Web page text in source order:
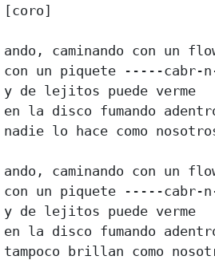
[coro]
ando, caminando con un
con un piquete -----
y de lejitos puede verme
en la disco fumando
nadie lo hace como
ando, caminando con un
con un piquete -----
y de lejitos puede verme
en la disco fumando
tampoco brillan como